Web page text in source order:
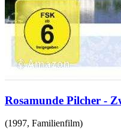
Rosamunde Pilcher -
(1997, Familienfilm)